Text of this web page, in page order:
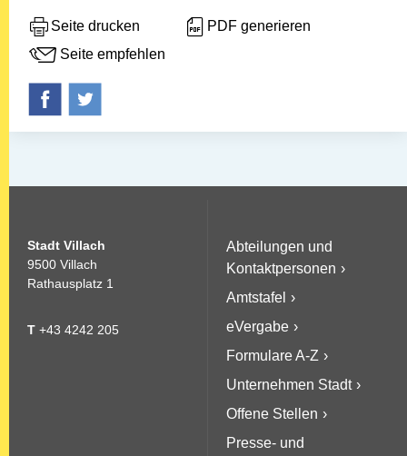
Seite drucken
PDF generieren
Seite empfehlen
Stadt Villach
9500 Villach
Rathausplatz 1
T +43 4242 205
Abteilungen und
Kontaktpersonen
Amtstafel
eVergabe
Formulare A-Z
Unternehmen Stadt
Offene Stellen
Presse- und